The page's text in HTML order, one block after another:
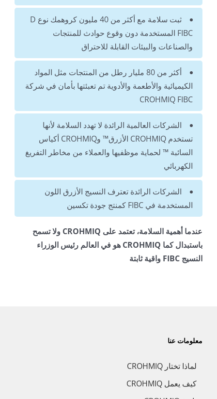
ثبت سلامة مع أكثر من 40 مليون كروهمك نوع D
FIBC المستخدمة دون وقوع حوادث للمنتجات
والصناعات والبيئات القابلة للاحتراق
أكثر من 80 مليار رطل من المنتجات مثل المواد
الكيميائية والأطعمة والأدوية تم تعبئتها بأمان في شركة
CROHMIQ FIBC
الشركات العالمية الرائدة لا تهدد السلامة لأنها
تستخدم CROHMIQ الأزرق™ وCROHMIQ أكياس
السائبة ™ لحماية موظفيها والعملاء من مخاطر التفريغ
الكهربائي
الشركات الرائدة تعترف النسيج الأزرق اللون
المستخدمة في FIBC كمنتج جودة تكسين
عندما أهمية السلامة، تعتمد على CROHMIQ ولا تسمح
باستبدال كما CROHMIQ هو في العالم رئيس الوزراء
النسيج FIBC واقية ثابتة
معلومات عنا
لماذا تختار CROHMIQ
كيف يعمل CROHMIQ